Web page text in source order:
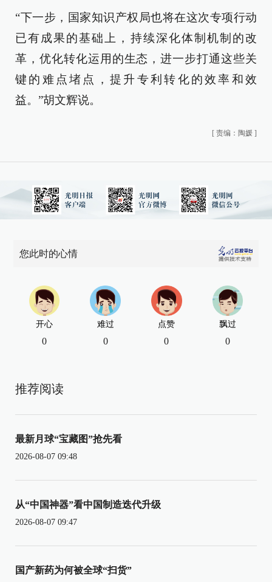
“下一步，国家知识产权局也将在这次专项行动
已有成果的基础上，持续深化体制机制的改
革，优化转化运用的生态，进一步打通这些关
键的难点堵点，提升专利转化的效率和效
益。”胡文辉说。
[ 责编：陶媛 ]
您此时的心情
开心
0
难过
0
点赞
0
飘过
0
推荐阅读
最新月球“宝藏图”抢先看
2026-08-07 09:48
从“中国神器”看中国制造迭代升级
2026-08-07 09:47
国产新药为何被全球“扫货”